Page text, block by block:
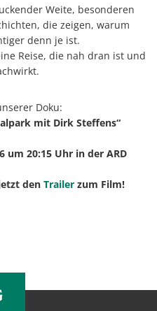
Weite, besonderen
die zeigen, warum
denn je ist.
Reise, die nah dran ist und
Doku:
mit Dirk Steffens“
um 20:15 Uhr in der ARD
den Trailerzum Film!